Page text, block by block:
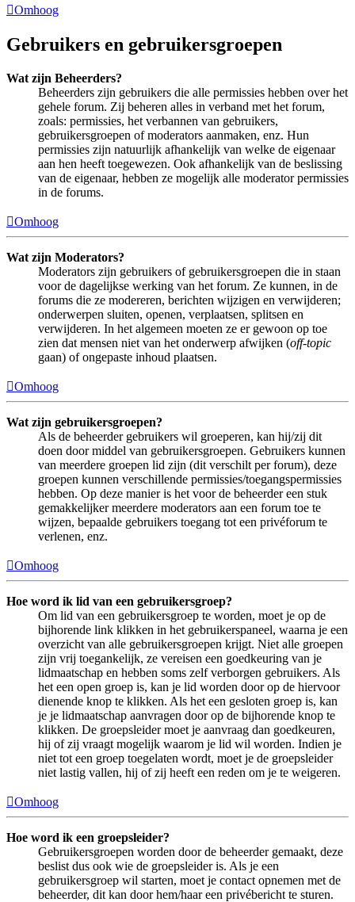
Omhoog
Gebruikers en gebruikersgroepen
Wat zijn Beheerders?
Beheerders zijn gebruikers die alle permissies hebben over het
gehele forum. Zij beheren alles in verband met het forum,
zoals: permissies, het verbannen van gebruikers,
gebruikersgroepen of moderators aanmaken, enz. Hun
permissies zijn natuurlijk afhankelijk van welke de eigenaar
aan hen heeft toegewezen. Ook afhankelijk van de beslissing
van de eigenaar, hebben ze mogelijk alle moderator permissies
in de forums.
Omhoog
Wat zijn Moderators?
Moderators zijn gebruikers of gebruikersgroepen die in staan
voor de dagelijkse werking van het forum. Ze kunnen, in de
forums die ze modereren, berichten wijzigen en verwijderen;
onderwerpen sluiten, openen, verplaatsen, splitsen en
verwijderen. In het algemeen moeten ze er gewoon op toe
zien dat mensen niet van het onderwerp afwijken (off-topic
gaan) of ongepaste inhoud plaatsen.
Omhoog
Wat zijn gebruikersgroepen?
Als de beheerder gebruikers wil groeperen, kan hij/zij dit
doen door middel van gebruikersgroepen. Gebruikers kunnen
van meerdere groepen lid zijn (dit verschilt per forum), deze
groepen kunnen verschillende permissies/toegangspermissies
hebben. Op deze manier is het voor de beheerder een stuk
gemakkelijker meerdere moderators aan een forum toe te
wijzen, bepaalde gebruikers toegang tot een privéforum te
verlenen, enz.
Omhoog
Hoe word ik lid van een gebruikersgroep?
Om lid van een gebruikersgroep te worden, moet je op de
bijhorende link klikken in het gebruikerspaneel, waarna je een
overzicht van alle gebruikersgroepen krijgt. Niet alle groepen
zijn vrij toegankelijk, ze vereisen een goedkeuring van je
lidmaatschap en hebben soms zelf verborgen gebruikers. Als
het een open groep is, kan je lid worden door op de hiervoor
dienende knop te klikken. Als het een gesloten groep is, kan
je je lidmaatschap aanvragen door op de bijhorende knop te
klikken. De groepsleider moet je aanvraag dan goedkeuren,
hij of zij vraagt mogelijk waarom je lid wil worden. Indien je
niet tot een groep toegelaten wordt, moet je de groepsleider
niet lastig vallen, hij of zij heeft een reden om je te weigeren.
Omhoog
Hoe word ik een groepsleider?
Gebruikersgroepen worden door de beheerder gemaakt, deze
beslist dus ook wie de groepsleider is. Als je een
gebruikersgroep wil starten, moet je contact opnemen met de
beheerder, dit kan door hem/haar een privébericht te sturen.